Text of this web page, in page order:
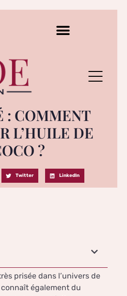
: COMMENT
L’HUILE DE
?
Twitter LinkedIn
prisée dans l’univers de
également du